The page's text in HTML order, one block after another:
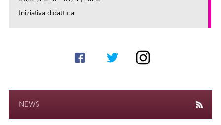
Iniziativa didattica
NEWS